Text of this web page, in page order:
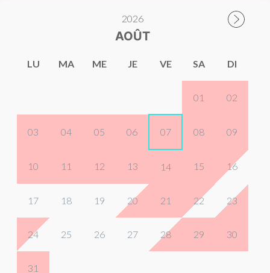
2026
AOÛT
LU MA ME JE VE SA DI
01 02
03 04 05 06 07 08 09
10 11 12 13 14 15 16
17 18 19 20 21 22 23
24 25 26 27 28 29 30
31